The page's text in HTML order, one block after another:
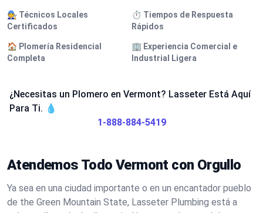
🧑‍🔧 Técnicos Locales
Certificados
⏱️ Tiempos de Respuesta
Rápidos
🏠 Plomería Residencial
Completa
🏢 Experiencia Comercial e
Industrial Ligera
¿Necesitas un Plomero en Vermont? Lasseter Está Aquí
Para Ti. 💧
1-888-884-5419
Atendemos Todo Vermont con Orgullo
Ya sea en una ciudad importante o en un encantador pueblo
de the Green Mountain State, Lasseter Plumbing está a